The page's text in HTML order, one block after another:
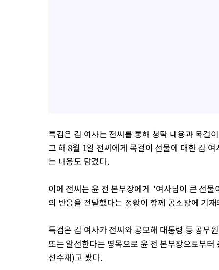
특검은 김 여사는 전씨를 통해 청탁 내용과 목걸
그 해 8월 1일 전씨에게 목걸이 선물에 대한 김
는 내용도 담겼다.
이에 전씨는 윤 전 본부장에게 "여사님이 큰 선
의 반응을 전달했다는 정황이 함께 공소장에 기
특검은 김 여사가 전씨와 공모해 대통령 등 공무
또는 알선한다는 명목으로 윤 전 본부장으로부
선수재)고 봤다.